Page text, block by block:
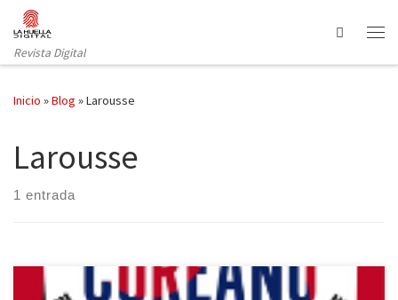
Saltar al contenido
Revista Digital
Search
Inicio »Blog »Larousse
Larousse
1 entrada